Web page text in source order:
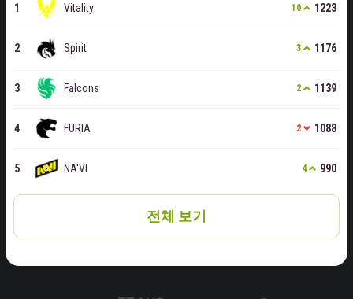
Vitality 10 1223
Spirit 3 1176
Falcons 2 1139
FURIA 2 1088
NA'VI 4 990
전체 보기